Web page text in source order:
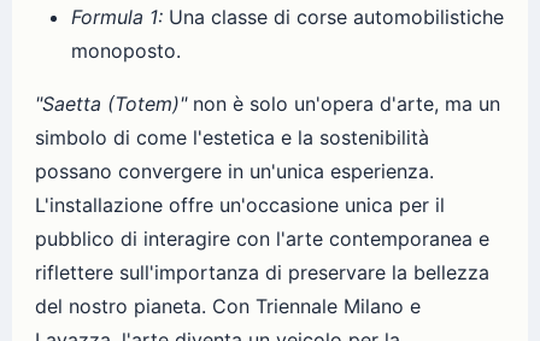
Formula 1: Una classe di corse automobilistiche
monoposto.
"Saetta (Totem)"non è solo un'opera d'arte, ma un
simbolo di come l'estetica e la sostenibilità
possano convergere in un'unica esperienza.
L'installazione offre un'occasione unica per il
pubblico di interagire con l'arte contemporanea e
riflettere sull'importanza di preservare la bellezza
del nostro pianeta. Con Triennale Milano e